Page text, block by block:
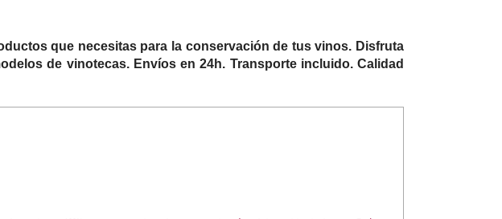
que necesitas para la conservación de tus vinos. Disfruta
de vinotecas. Envíos en 24h. Transporte incluido. Calidad